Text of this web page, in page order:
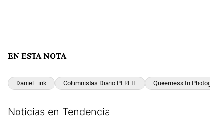
EN ESTA NOTA
Daniel Link Columnistas Diario PERFIL Queerness In
Noticias en Tendencia